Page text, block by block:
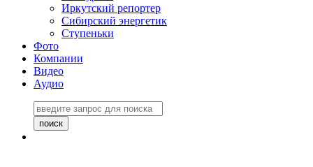
Иркутский репортер
Сибирский энергетик
Ступеньки
Фото
Компании
Видео
Аудио